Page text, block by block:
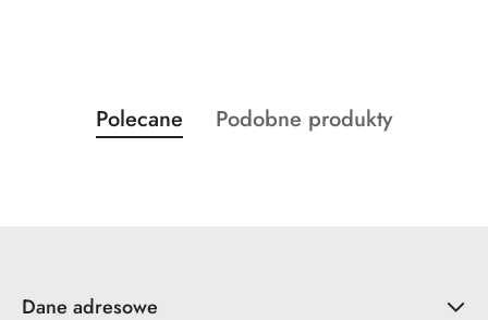
Pomiń karuzelę produktów
Produkty
o
Polecane
Produkty
Podobne produkty
Dane adresowe